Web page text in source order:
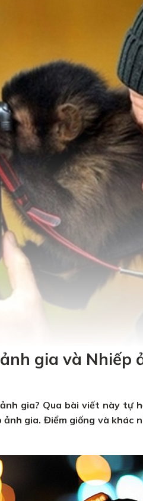
gia và Nhiếp
gia? Qua bài viết này tự
ảnh gia. Điểm giống và khác